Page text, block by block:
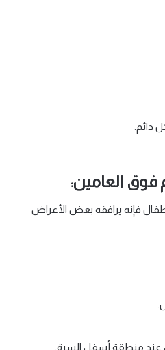
دائم.
فوق العامين:
فإنه يرافقه بعض الأعراض
عند منطقة أسفل السرة.